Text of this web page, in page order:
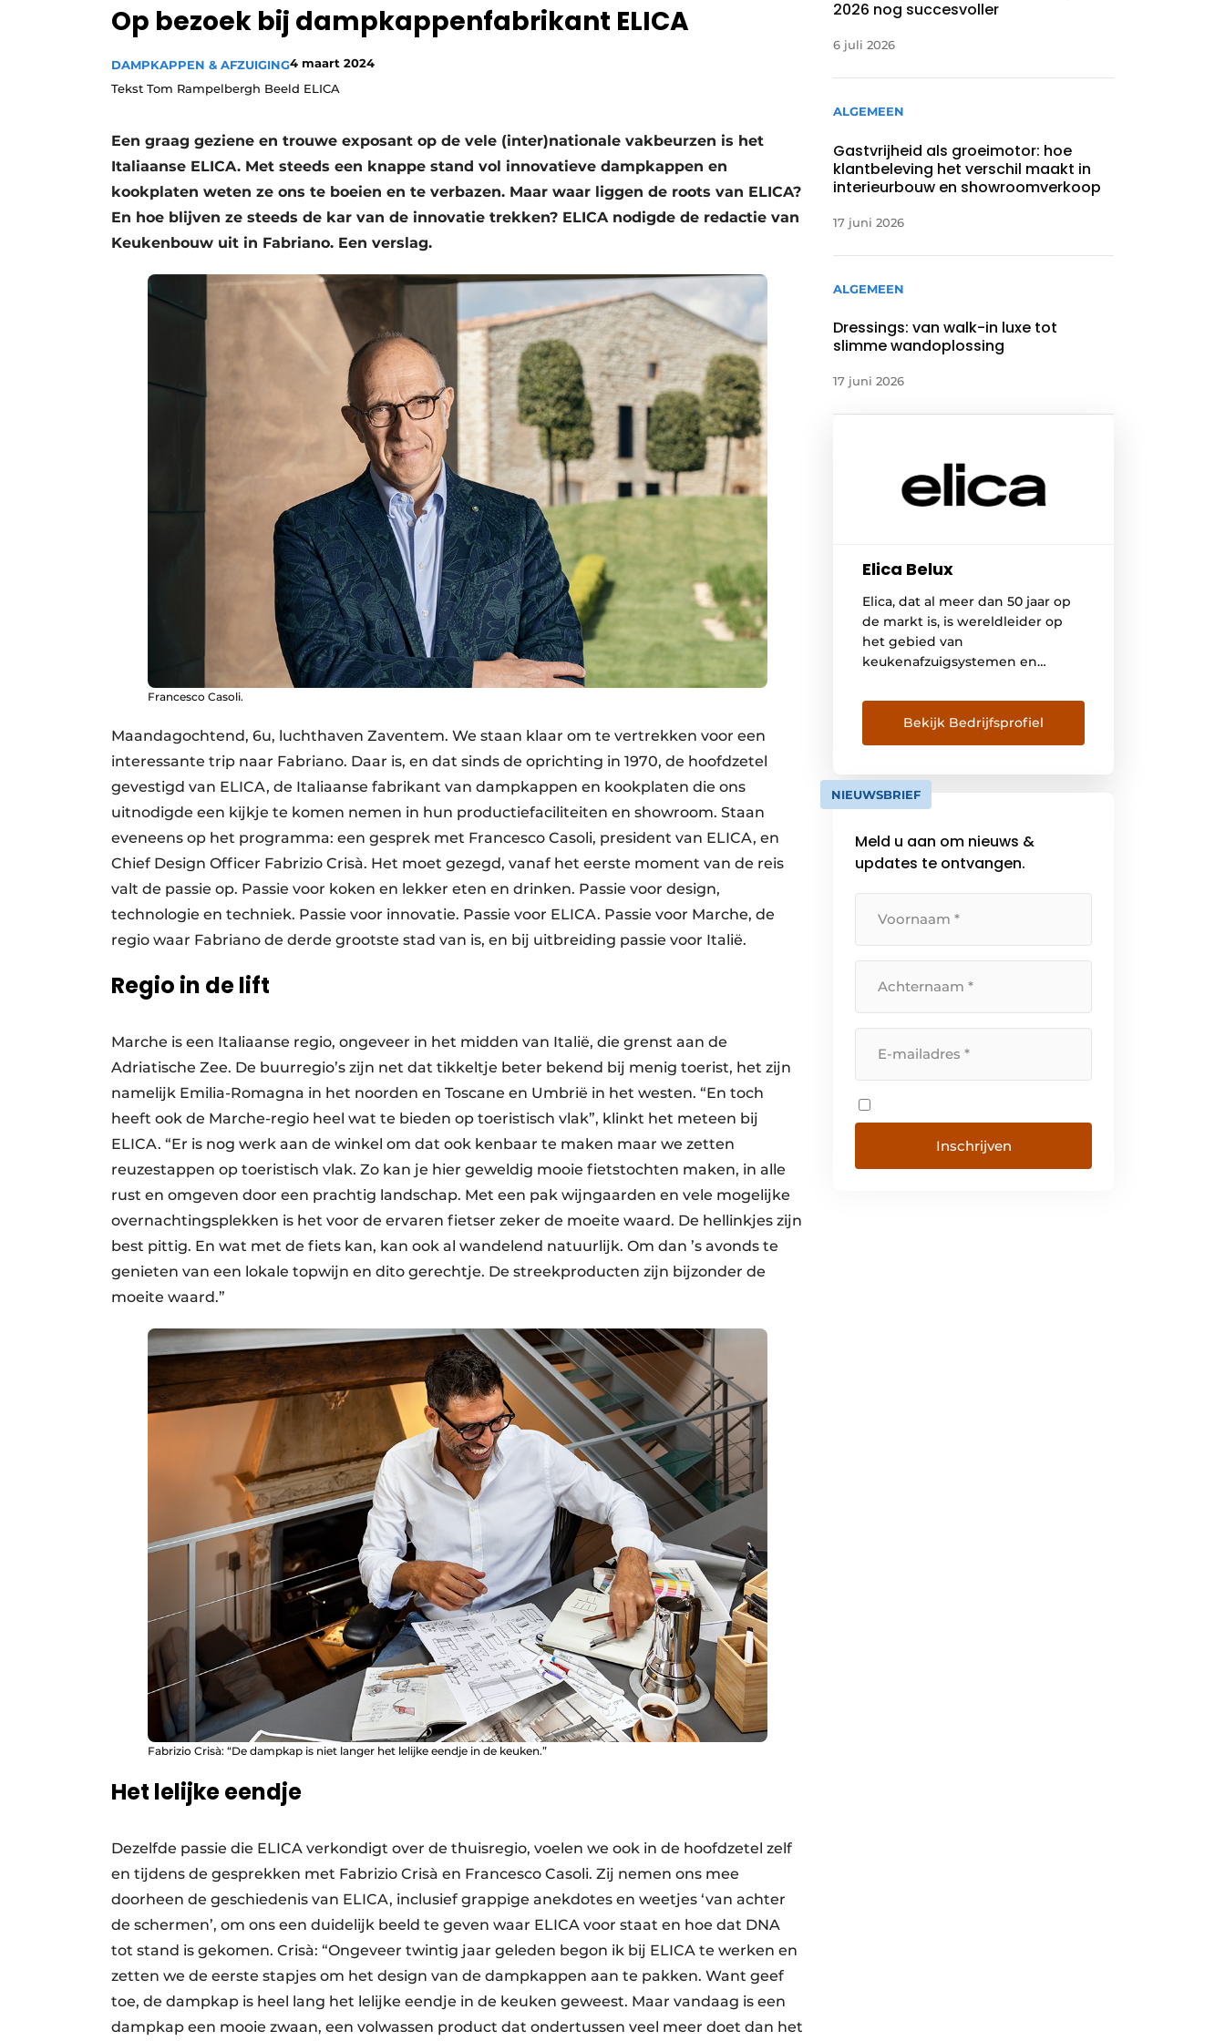
Vacature aanmelden
Op bezoek bij dampkappenfabrikant ELICA
DAMPKAPPEN & AFZUIGING4 maart 2024
Tekst Tom Rampelbergh Beeld ELICA
Een graag geziene en trouwe exposant op de vele (inter)nationale vakbeurzen is het
Italiaanse ELICA. Met steeds een knappe stand vol innovatieve dampkappen en
kookplaten weten ze ons te boeien en te verbazen. Maar waar liggen de roots van ELICA?
En hoe blijven ze steeds de kar van de innovatie trekken? ELICA nodigde de redactie van
Keukenbouw uit in Fabriano. Een verslag.
Francesco Casoli.
Maandagochtend, 6u, luchthaven Zaventem. We staan klaar om te vertrekken voor een
interessante trip naar Fabriano. Daar is, en dat sinds de oprichting in 1970, de hoofdzetel
gevestigd van ELICA, de Italiaanse fabrikant van dampkappen en kookplaten die ons
uitnodigde een kijkje te komen nemen in hun productiefaciliteiten en showroom. Staan
eveneens op het programma: een gesprek met Francesco Casoli, president van ELICA, en
Chief Design Officer Fabrizio Crisà. Het moet gezegd, vanaf het eerste moment van de reis
valt de passie op. Passie voor koken en lekker eten en drinken. Passie voor design,
technologie en techniek. Passie voor innovatie. Passie voor ELICA. Passie voor Marche, de
regio waar Fabriano de derde grootste stad van is, en bij uitbreiding passie voor Italië.
Regio in de lift
Marche is een Italiaanse regio, ongeveer in het midden van Italië, die grenst aan de
Adriatische Zee. De buurregio’s zijn net dat tikkeltje beter bekend bij menig toerist, het zijn
namelijk Emilia-Romagna in het noorden en Toscane en Umbrië in het westen. “En toch
heeft ook de Marche-regio heel wat te bieden op toeristisch vlak”, klinkt het meteen bij
ELICA. “Er is nog werk aan de winkel om dat ook kenbaar te maken maar we zetten
reuzestappen op toeristisch vlak. Zo kan je hier geweldig mooie fietstochten maken, in alle
rust en omgeven door een prachtig landschap. Met een pak wijngaarden en vele mogelijke
overnachtingsplekken is het voor de ervaren fietser zeker de moeite waard. De hellinkjes zijn
best pittig. En wat met de fiets kan, kan ook al wandelend natuurlijk. Om dan ’s avonds te
genieten van een lokale topwijn en dito gerechtje. De streekproducten zijn bijzonder de
moeite waard.”
Fabrizio Crisà: “De dampkap is niet langer het lelijke eendje in de keuken.”
Het lelijke eendje
Dezelfde passie die ELICA verkondigt over de thuisregio, voelen we ook in de hoofdzetel zelf
en tijdens de gesprekken met Fabrizio Crisà en Francesco Casoli. Zij nemen ons mee
doorheen de geschie­denis van ELICA, inclusief grappige anekdotes en weetjes ‘van achter
de schermen’, om ons een duidelijk beeld te geven waar ELICA voor staat en hoe dat DNA
tot stand is gekomen. Crisà: “Ongeveer twintig jaar geleden begon ik bij ELICA te werken en
zetten we de eerste stapjes om het design van de dampkappen aan te pakken. Want geef
toe, de dampkap is heel lang het lelijke eendje in de keuken geweest. Maar vandaag is een
dampkap een mooie zwaan, een volwassen product dat ondertussen veel meer doet dan het
2026 nog succesvoller
6 juli 2026
ALGEMEEN
Gastvrijheid als groeimotor: hoe
klantbeleving het verschil maakt in
interieurbouw en showroomverkoop
17 juni 2026
ALGEMEEN
Dressings: van walk-in luxe tot
slimme wandoplossing
17 juni 2026
Elica Belux
Elica, dat al meer dan 50 jaar op
de markt is, is wereldleider op
het gebied van
keukenafzuigsystemen en
kookplaten. Ook is het een
toonaangevende Europese
fabrikant van elektrische
huishoudtoestellen en
boilers. Elica wordt geleid door
en werkt vanuit 7
productievestigingen verspreid
Bekijk Bedrijfsprofiel
NIEUWSBRIEF
Meld u aan om nieuws &
updates te ontvangen.